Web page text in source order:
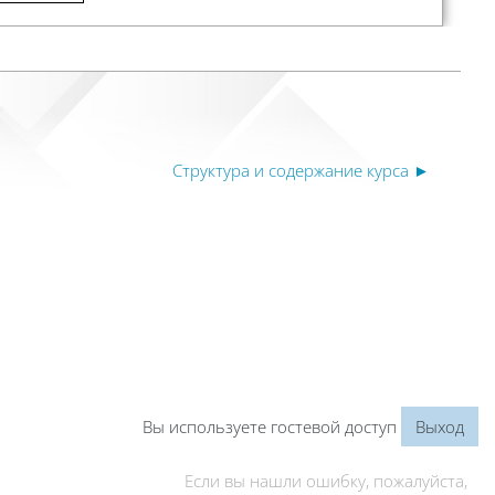
Структура и содержание курса ►
Вы используете гостевой доступ Выход
Если вы нашли ошибку, пожалуйста,